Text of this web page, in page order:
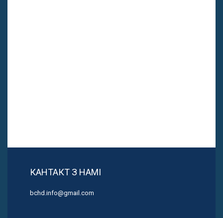
КАНТАКТ З НАМІ
bchd.info@gmail.com